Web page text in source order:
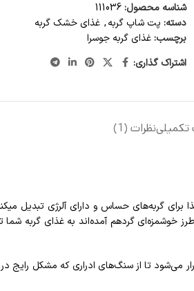
شناسه محصول:111036
دسته: پت شاپ گربه, غذای خشک گربه
برچسب:غذای گربه جوسرا
اشتراک گذاری:
نظرات (1)
خوشمزه‌ای گردهم آمده‌اند به غذای گربه